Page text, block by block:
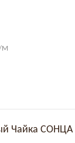
М
Чайка СОНЦА